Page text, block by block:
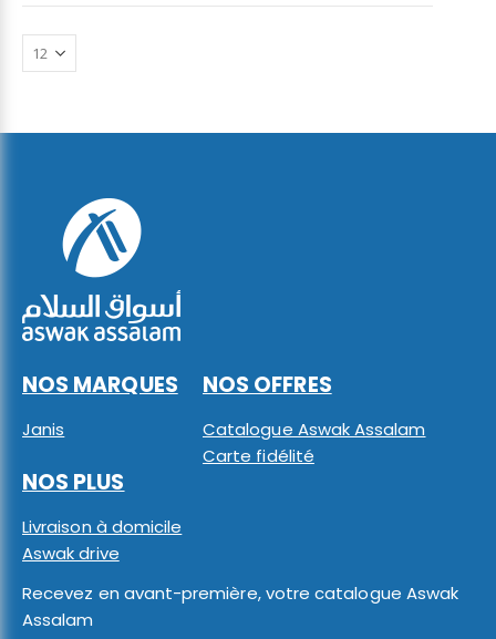
NOS MARQUES
Janis
NOS OFFRES
Catalogue Aswak Assalam
Carte fidélité
NOS PLUS
Livraison à domicile
Aswak drive
Recevez en avant-première, votre catalogue Aswak
Assalam